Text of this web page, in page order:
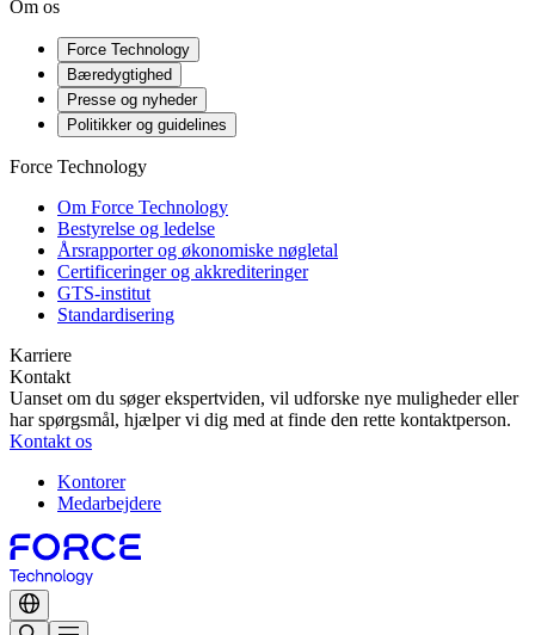
Om os
Force Technology
Bæredygtighed
Presse og nyheder
Politikker og guidelines
Force Technology
Om Force Technology
Bestyrelse og ledelse
Årsrapporter og økonomiske nøgletal
Certificeringer og akkrediteringer
GTS-institut
Standardisering
Karriere
Kontakt
Uanset om du søger ekspertviden, vil udforske nye muligheder eller
har spørgsmål, hjælper vi dig med at finde den rette kontaktperson.
Kontakt os
Kontorer
Medarbejdere